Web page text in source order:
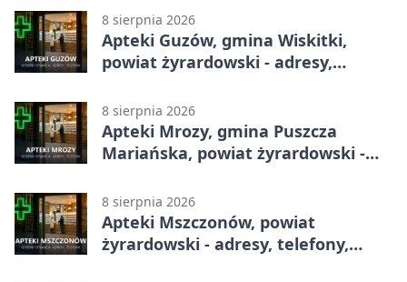
8 sierpnia 2026
Apteki Guzów, gmina Wiskitki,
powiat żyrardowski - adresy,
8 sierpnia 2026
Apteki Mrozy, gmina Puszcza
Mariańska, powiat żyrardowski -
8 sierpnia 2026
Apteki Mszczonów, powiat
żyrardowski - adresy, telefony,